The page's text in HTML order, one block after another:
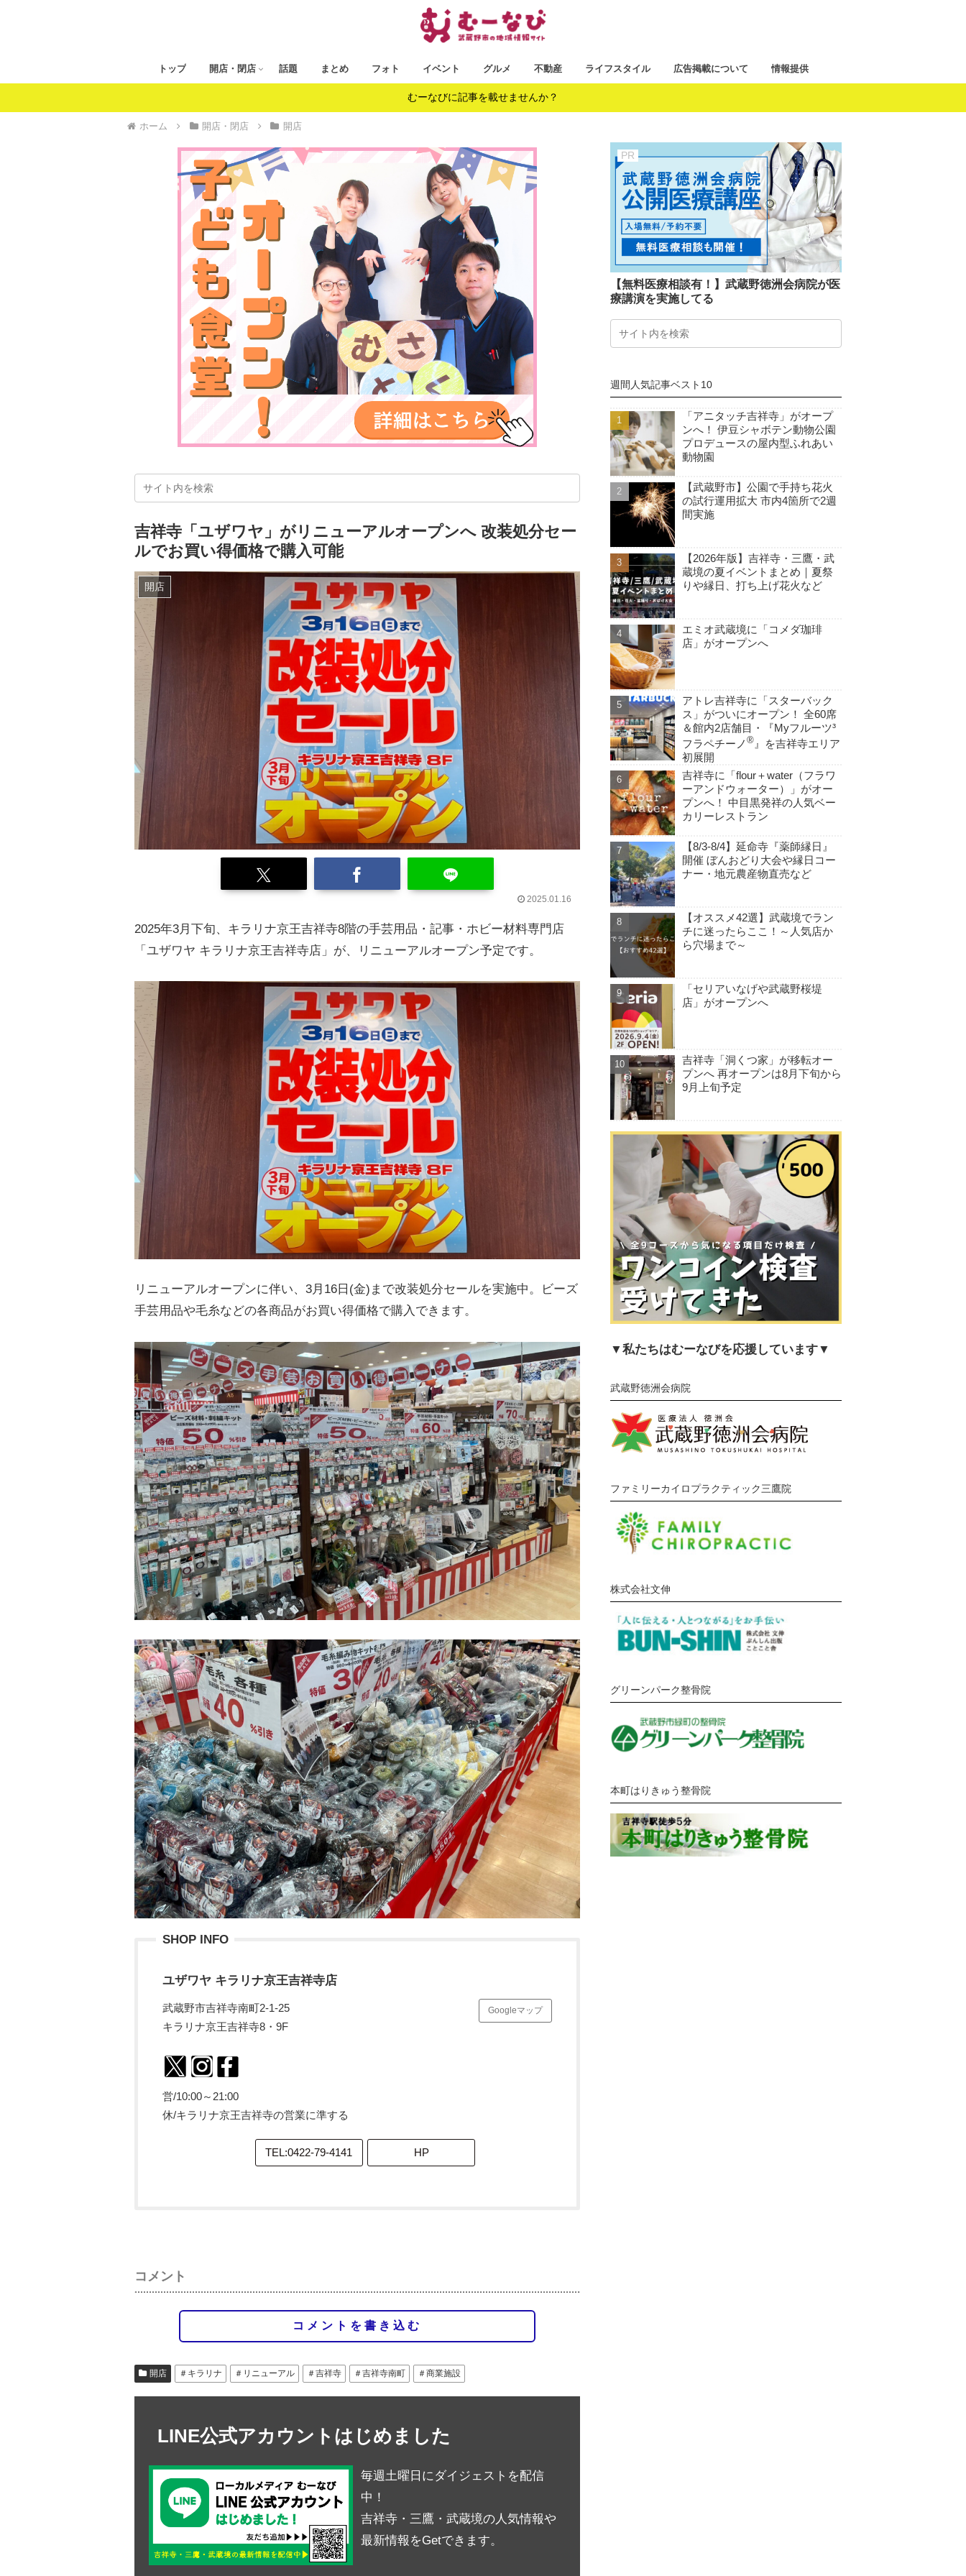
トップ 開店・閉店 話題 まとめ フォト イベント グルメ 不動産 ライフスタイル 広告掲載について 情報提供
むーなびに記事を載せませんか？
ホーム 開店・閉店 開店
吉祥寺「ユザワヤ」がリニューアルオープンへ 改装処分セー
ルでお買い得価格で購入可能
開店
2025.01.16
2025年3月下旬、キラリナ京王吉祥寺8階の手芸用品・記事・ホビー材料専門店
「ユザワヤ キラリナ京王吉祥寺店」が、リニューアルオープン予定です。
リニューアルオープンに伴い、3月16日(金)まで改装処分セールを実施中。ビーズ
手芸用品や毛糸などの各商品がお買い得価格で購入できます。
SHOP INFO
ユザワヤ キラリナ京王吉祥寺店
Googleマップ
武蔵野市吉祥寺南町2-1-25
キラリナ京王吉祥寺8・9F
営/10:00～21:00
休/キラリナ京王吉祥寺の営業に準する
TEL:0422-79-4141 HP
コメント
コメントを書き込む
開店 ＃キラリナ ＃リニューアル ＃吉祥寺 ＃吉祥寺南町 ＃商業施設
LINE公式アカウントはじめました
毎週土曜日にダイジェストを配信
中！
吉祥寺・三鷹・武蔵境の人気情報や
最新情報をGetできます。
【無料医療相談有！】武蔵野徳洲会病院が医
療講演を実施してる
週間人気記事ベスト10
「アニタッチ吉祥寺」がオープ
ンへ！ 伊豆シャボテン動物公園
プロデュースの屋内型ふれあい
動物園
【武蔵野市】公園で手持ち花火
の試行運用拡大 市内4箇所で2週
間実施
【2026年版】吉祥寺・三鷹・武
蔵境の夏イベントまとめ｜夏祭
りや縁日、打ち上げ花火など
エミオ武蔵境に「コメダ珈琲
店」がオープンへ
アトレ吉祥寺に「スターバック
ス」がついにオープン！ 全60席
＆館内2店舗目・『Myフルーツ³
フラペチーノ ®』を吉祥寺エリア
初展開
吉祥寺に「flour＋water（フラワ
ーアンドウォーター）」がオー
プンへ！ 中目黒発祥の人気ベー
カリーレストラン
【8/3-8/4】延命寺『薬師縁日』
開催 ぼんおどり大会や縁日コー
ナー・地元農産物直売など
【オススメ42選】武蔵境でラン
チに迷ったらここ！～人気店か
ら穴場まで～
「セリアいなげや武蔵野桜堤
店」がオープンへ
吉祥寺「洞くつ家」が移転オー
プンへ 再オープンは8月下旬から
9月上旬予定
▼私たちはむーなびを応援しています▼
武蔵野徳洲会病院
ファミリーカイロプラクティック三鷹院
株式会社文伸
グリーンパーク整骨院
本町はりきゅう整骨院